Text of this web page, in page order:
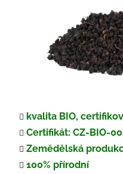
kvalita BIO,
Certifikát: CZ-BIO-
Zemědělská
100% přírodní